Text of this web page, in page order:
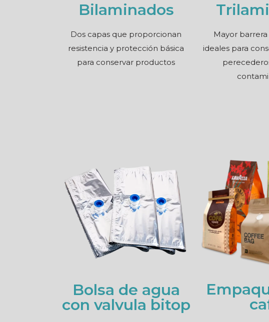
Bilaminados
Dos capas que proporcionan
resistencia y protección básica
para conservar productos
Mayor
ideales para
Bolsa de agua
con valvula bitop